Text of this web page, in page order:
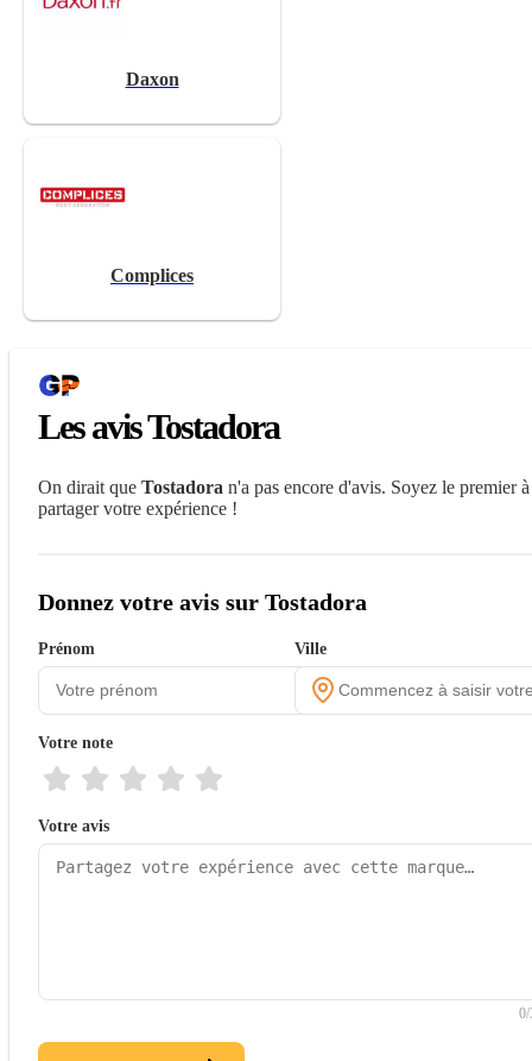
Daxon
Complices
Les avis Tostadora
On dirait que Tostadora n'a pas encore d'avis. Soyez le premier à
partager votre expérience !
Donnez votre avis sur Tostadora
Prénom Ville
Votre note
Votre avis
0/